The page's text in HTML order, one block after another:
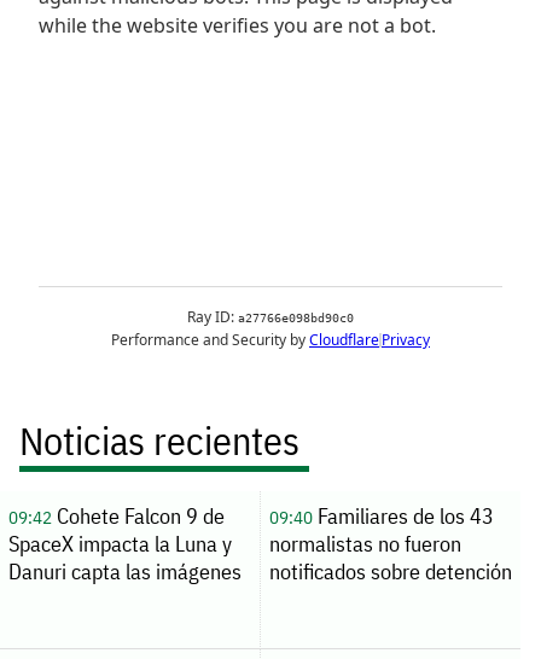
Noticias recientes
09:42Cohete Falcon 9 de
SpaceX impacta la Luna y
Danuri capta las imágenes
09:40Familiares de los 43
normalistas no fueron
notificados sobre detención